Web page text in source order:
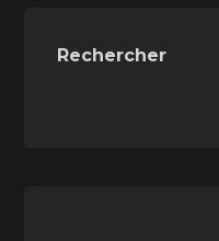
Rechercher